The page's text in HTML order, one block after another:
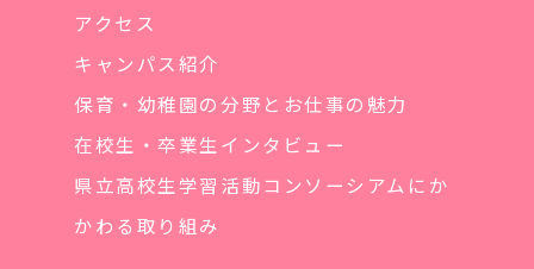
アクセス
キャンパス紹介
保育・幼稚園の分野とお仕事の魅力
在校生・卒業生インタビュー
県立高校生学習活動コンソーシアムにか
かわる取り組み